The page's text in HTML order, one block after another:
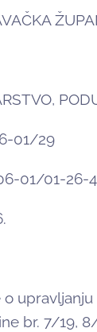
01/29
01/01-26-4
br. 7/19,